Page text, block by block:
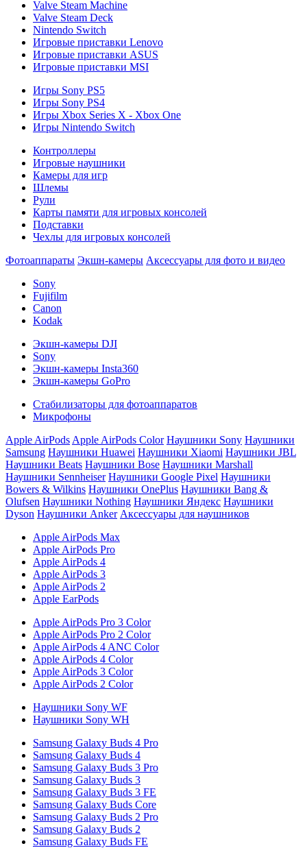
Valve Steam Machine
Valve Steam Deck
Nintendo Switch
Игровые приставки Lenovo
Игровые приставки ASUS
Игровые приставки MSI
Игры Sony PS5
Игры Sony PS4
Игры Xbox Series X - Xbox One
Игры Nintendo Switch
Контроллеры
Игровые наушники
Камеры для игр
Шлемы
Рули
Карты памяти для игровых консолей
Подставки
Чехлы для игровых консолей
Фотоаппараты Экшн-камеры Аксессуары для фото и видео
Sony
Fujifilm
Canon
Kodak
Экшн-камеры DJI
Sony
Экшн-камеры Insta360
Экшн-камеры GoPro
Стабилизаторы для фотоаппаратов
Микрофоны
Apple AirPods Apple AirPods Color Наушники Sony Наушники
Samsung Наушники Huawei Наушники Xiaomi Наушники JBL
Наушники Beats Наушники Bose Наушники Marshall
Наушники Sennheiser Наушники Google Pixel Наушники
Bowers & Wilkins Наушники OnePlus Наушники Bang &
Olufsen Наушники Nothing Наушники Яндекс Наушники
Dyson Наушники Anker Аксессуары для наушников
Apple AirPods Max
Apple AirPods Pro
Apple AirPods 4
Apple AirPods 3
Apple AirPods 2
Apple EarPods
Apple AirPods Pro 3 Color
Apple AirPods Pro 2 Color
Apple AirPods 4 ANC Color
Apple AirPods 4 Color
Apple AirPods 3 Color
Apple AirPods 2 Color
Наушники Sony WF
Наушники Sony WH
Samsung Galaxy Buds 4 Pro
Samsung Galaxy Buds 4
Samsung Galaxy Buds 3 Pro
Samsung Galaxy Buds 3
Samsung Galaxy Buds 3 FE
Samsung Galaxy Buds Core
Samsung Galaxy Buds 2 Pro
Samsung Galaxy Buds 2
Samsung Galaxy Buds FE